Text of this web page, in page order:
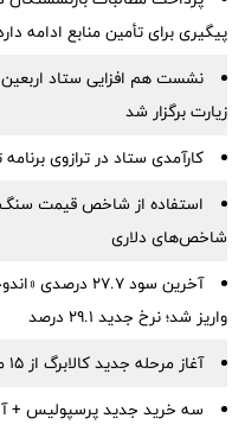
پیگیری برای تأمین منابع ادامه
نشست هم افزایی ستاد
زیارت برگزار شد
کارآمدی ستاد در ترازوی
استفاده از شاخص قیمت
شاخص‌های دلاری
آخرین سود ۲۷.۷
واریز شد؛ نرخ جدید ۲۹.۱ درصد
آغاز مرحله جدید کالابرگ از ۱۵ مردادماه
سه خرید جدید پرسپولیس +